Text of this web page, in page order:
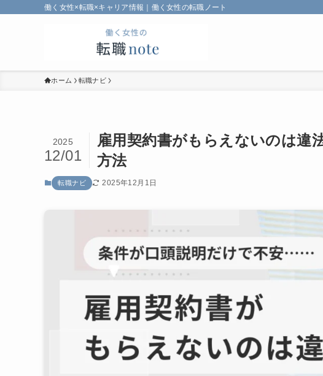
働く女性×転職×キャリア情報｜働く女性の転職ノート
ホーム 転職ナビ
雇用契約書がもらえないのは違
方法
2025
12/01
転職ナビ 2025年12月1日